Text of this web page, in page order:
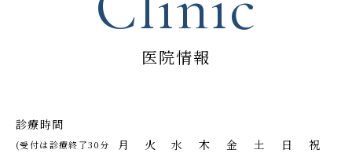
医院情報
診療時間
(受付は診療終了30分
月 火 水 木 金 土 日 祝